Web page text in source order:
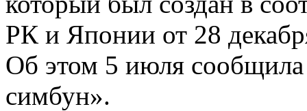
РК и Японии от 28
Об этом 5 июля сообщила
симбун».